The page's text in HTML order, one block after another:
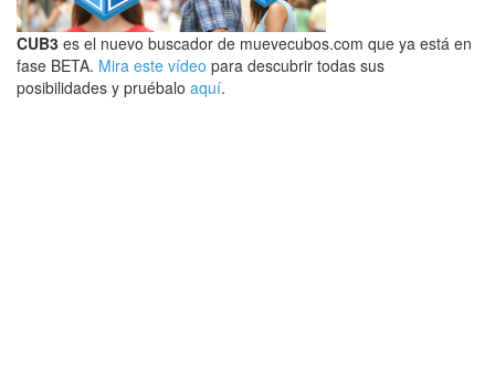
CUB3 es el nuevo buscador de muevecubos.com que ya está en
fase BETA. Mira este vídeo para descubrir todas sus
posibilidades y pruébalo aquí.